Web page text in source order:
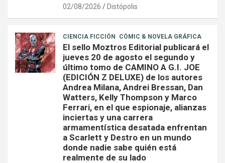
02/08/2026 Distópolis
CIENCIA FICCIÓN CÓMIC & NOVELA GRÁFICA
El sello Moztros Editorial publicará el
jueves 20 de agosto el segundo y
último tomo de CAMINO A G.I. JOE
(EDICIÓN Z DELUXE) de los autores
Andrea Milana, Andrei Bressan, Dan
Watters, Kelly Thompson y Marco
Ferrari, en el que espionaje, alianzas
inciertas y una carrera
armamentística desatada enfrentan
a Scarlett y Destro en un mundo
donde nadie sabe quién está
realmente de su lado